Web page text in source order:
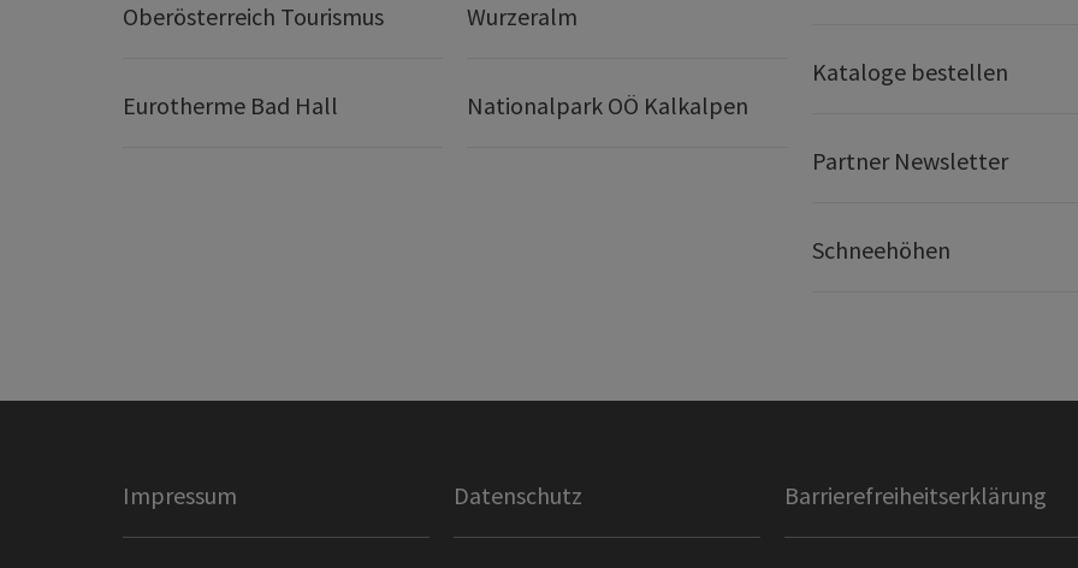
Oberösterreich Tourismus
Wurzeralm
Eurotherme Bad Hall Nationalpark OÖ Kalkalpen
Kataloge bestellen
Partner Newsletter
Schneehöhen
Impressum Datenschutz Barrierefreiheitserklärung